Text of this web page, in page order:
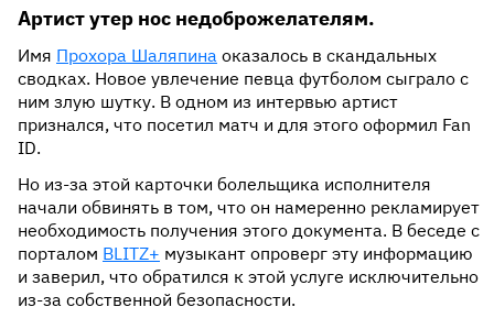
Артист утер нос недоброжелателям.
Имя Прохора Шаляпина оказалось в скандальных
сводках. Новое увлечение певца футболом сыграло с
ним злую шутку. В одном из интервью артист
признался, что посетил матч и для этого оформил Fan
ID.
Но из-за этой карточки болельщика исполнителя
начали обвинять в том, что он намеренно рекламирует
необходимость получения этого документа. В беседе с
порталом BLITZ+ музыкант опроверг эту информацию
и заверил, что обратился к этой услуге исключительно
из-за собственной безопасности.